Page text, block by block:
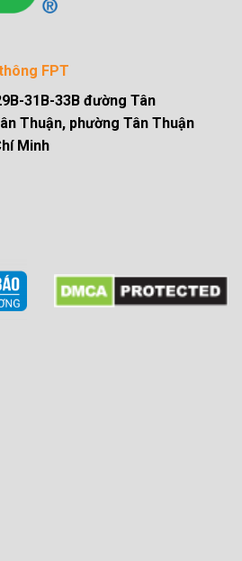
FPT
31B-33B đường Tân
Thuận, phường Tân Thuận
Minh